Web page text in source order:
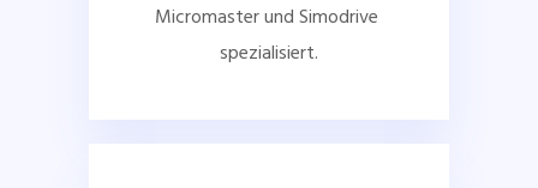
Micromaster und Simodrive
spezialisiert.